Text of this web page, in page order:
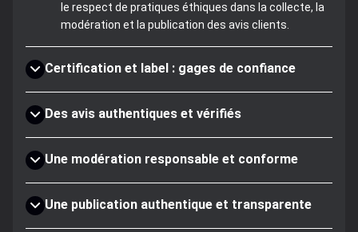
le respect de pratiques éthiques dans la collecte, la
modération et la publication des avis clients.
Certification et label : gages de confiance
Des avis authentiques et vérifiés
Une modération responsable et conforme
Une publication authentique et transparente